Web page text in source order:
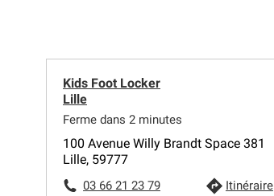
Kids Foot Locker
Lille
Ferme dans 2 minutes
100 Avenue Willy Brandt Space 381
Lille, 59777
03 66 21 23 79 Itinéraire